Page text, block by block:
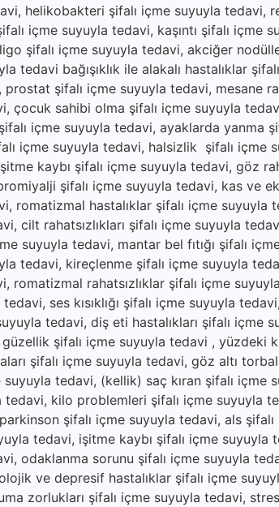
helikobakteri şifalı içme suyuyla tedavi,
içme suyuyla tedavi, kaşıntı şifalı içme
şifalı içme suyuyla tedavi, akciğer
tedavi bağışıklık ile alakalı hastalıklar
prostat şifalı içme suyuyla tedavi, mesane
çocuk sahibi olma şifalı içme suyuyla
içme suyuyla tedavi, ayaklarda yanma
içme suyuyla tedavi, halsizlik şifalı
kaybı şifalı içme suyuyla tedavi, göz
şifalı içme suyuyla tedavi, kas ve
romatizmal hastalıklar şifalı içme
cilt rahatsızlıkları şifalı içme suyuyla
suyuyla tedavi, mantar bel fıtığı şifalı
tedavi, kireçlenme şifalı içme suyuyla
romatizmal rahatsızlıklar şifalı içme
ses kısıklığı şifalı içme suyuyla
tedavi, diş eti hastalıkları şifalı içme
şifalı içme suyuyla tedavi , yüzdeki
şifalı içme suyuyla tedavi, göz altı
suyuyla tedavi, (kellik) saç kıran şifalı
tedavi, kilo problemleri şifalı içme suyuyla
şifalı içme suyuyla tedavi, als
tedavi, işitme kaybı şifalı içme
odaklanma sorunu şifalı içme suyuyla
ve depresif hastalıklar şifalı içme
zorlukları şifalı içme suyuyla tedavi,